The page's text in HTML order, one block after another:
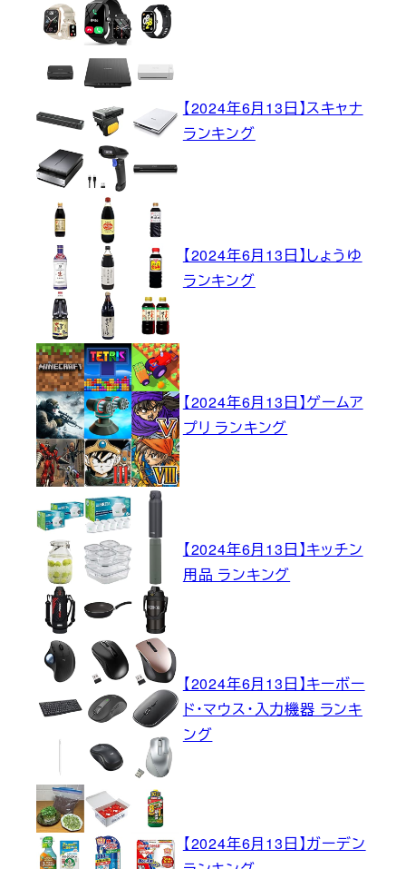
【2024年6月13日】スキャナ
ランキング
【2024年6月13日】しょうゆ
ランキング
【2024年6月13日】ゲームア
プリ ランキング
【2024年6月13日】キッチン
用品 ランキング
【2024年6月13日】キーボー
ド・マウス・入力機器 ランキ
ング
【2024年6月13日】ガーデン